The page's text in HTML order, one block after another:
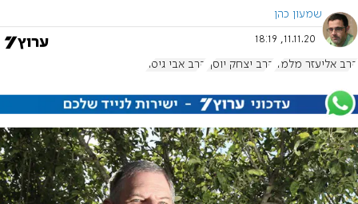
שמעון כהן
11.11.20, 18:19
הרב אליעזר מלמד הרב יצחק יוסף הרב אבי גיסר